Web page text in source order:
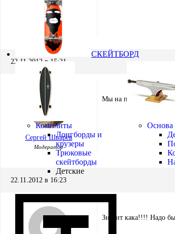
СКЕЙТБОРД
Комплиты
Лонгборды и
крузеры
Трюковые
скейтборды
Детские
Основа
Mishgan
Участник
22.11.2012 в 15:21
Сергей Шварев
Модератор
Мы на поляне вчера
22.11.2012 в 16:23
Значит кака!!!! Надо